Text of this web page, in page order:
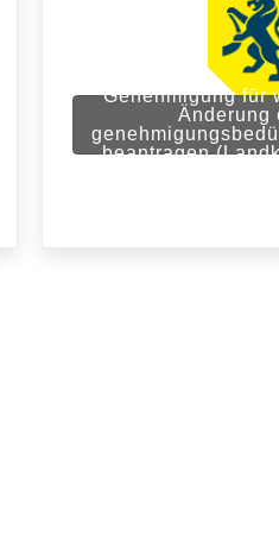
Genehmigung für
Änderung
beantragen